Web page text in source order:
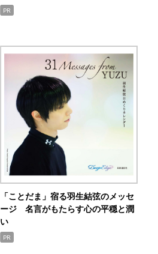
PR
「ことだま」宿る羽生結弦のメッセ
ージ 名言がもたらす心の平穏と潤
い
PR